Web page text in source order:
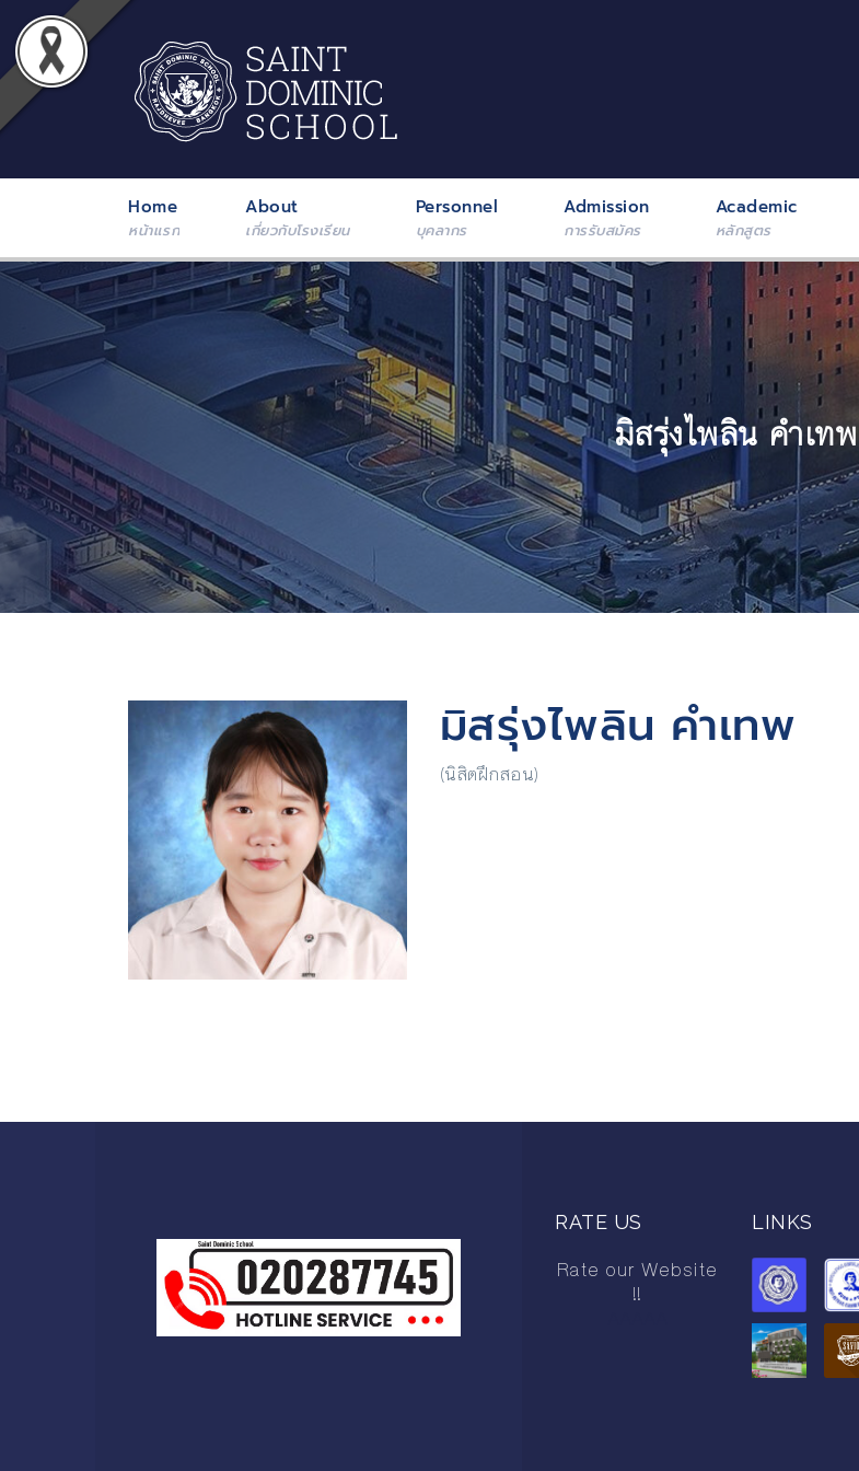
Home
หน้าแรก
About
เกี่ยวกับโรงเรียน
Personnel
บุคลากร
Admission
การรับสมัคร
Academic
หลักสูตร
มิสรุ่งไพลิน คำเทพ
มิสรุ่งไพลิน คำเทพ
(นิสิตฝึกสอน)
RATE US
Rate our Website
!!
LINKS